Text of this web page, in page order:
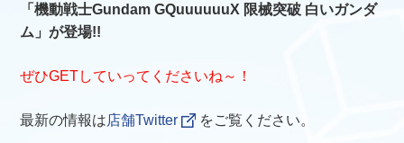
「機動戦士Gundam GQuuuuuuX 限械突破 白いガンダ
ム」が登場!!
ぜひGETしていってくださいね～！
最新の情報は店舗Twitter をご覧ください。